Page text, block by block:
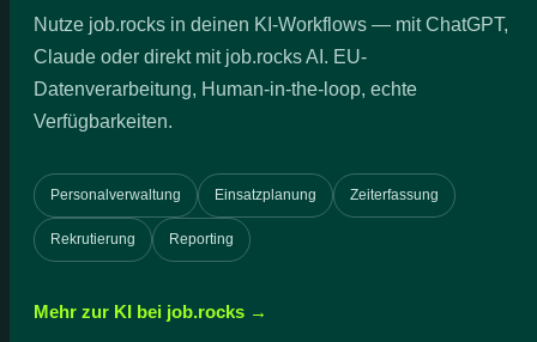
Nutze job.rocks in deinen KI-Workflows — mit ChatGPT,
Claude oder direkt mit job.rocks AI. EU-
Datenverarbeitung, Human-in-the-loop, echte
Verfügbarkeiten.
Personalverwaltung Einsatzplanung Zeiterfassung
Rekrutierung Reporting
Mehr zur KI bei job.rocks →